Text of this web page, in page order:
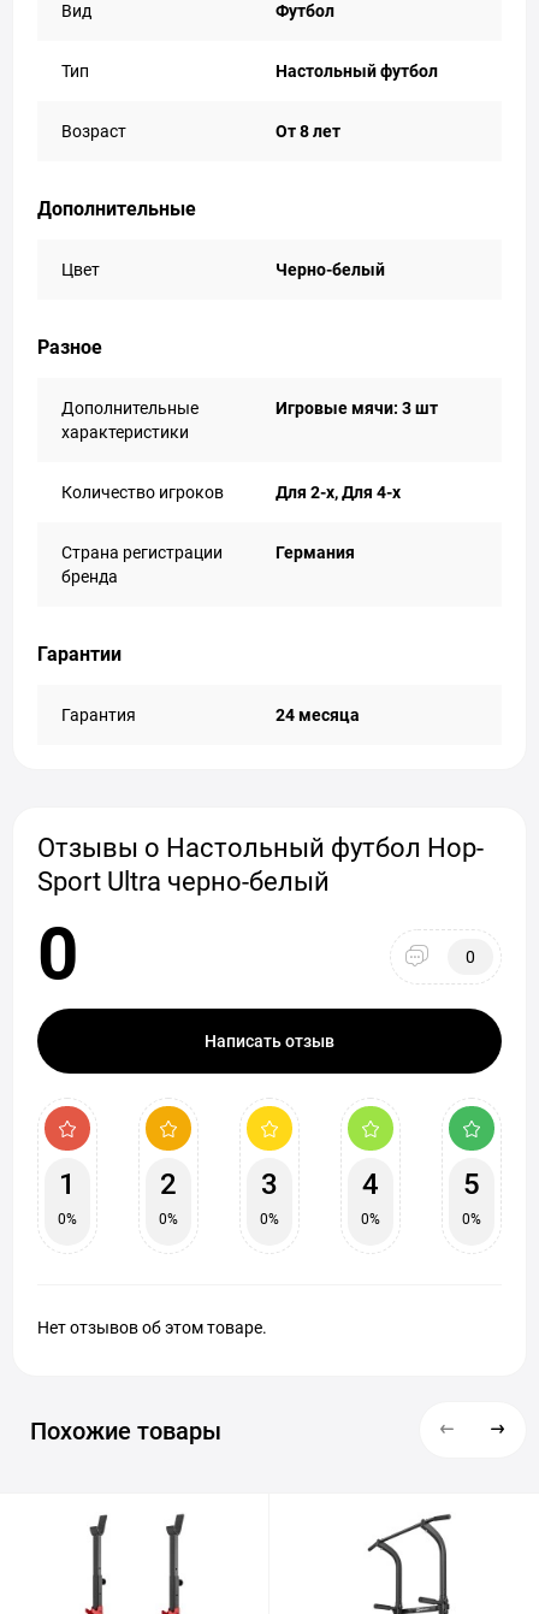
Вид Футбол
Тип Настольный футбол
Возраст От 8 лет
Дополнительные
Цвет Черно-белый
Разное
Дополнительные
характеристики
Игровые мячи: 3 шт
Количество игроков Для 2-х, Для 4-х
Страна регистрации
бренда
Германия
Гарантии
Гарантия 24 месяца
Отзывы о Настольный футбол Hop-
Sport Ultra черно-белый
0 0
Написать отзыв
1
0%
2
0%
3
0%
4
0%
5
0%
Нет отзывов об этом товаре.
Похожие товары